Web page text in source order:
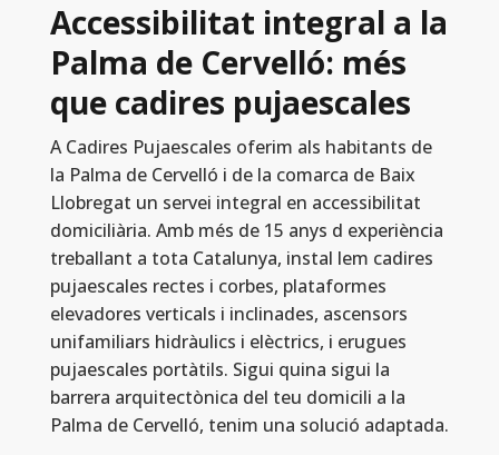
Accessibilitat integral a la
Palma de Cervelló: més
que cadires pujaescales
A Cadires Pujaescales oferim als habitants de
la Palma de Cervelló i de la comarca de Baix
Llobregat un servei integral en accessibilitat
domiciliària. Amb més de 15 anys d experiència
treballant a tota Catalunya, instal lem cadires
pujaescales rectes i corbes, plataformes
elevadores verticals i inclinades, ascensors
unifamiliars hidràulics i elèctrics, i erugues
pujaescales portàtils. Sigui quina sigui la
barrera arquitectònica del teu domicili a la
Palma de Cervelló, tenim una solució adaptada.